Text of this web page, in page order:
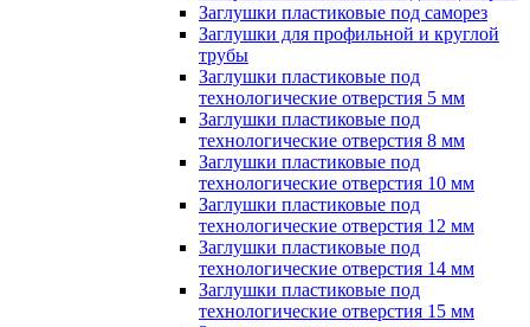
Заглушки пластиковые под саморез
Заглушки для профильной и круглой
трубы
Заглушки пластиковые под
технологические отверстия 5 мм
Заглушки пластиковые под
технологические отверстия 8 мм
Заглушки пластиковые под
технологические отверстия 10 мм
Заглушки пластиковые под
технологические отверстия 12 мм
Заглушки пластиковые под
технологические отверстия 14 мм
Заглушки пластиковые под
технологические отверстия 15 мм